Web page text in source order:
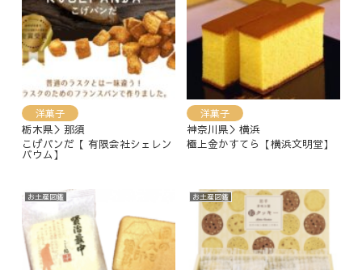
洋菓子
栃木県＞那須
こげパンだ【 有限会社シェレン
バウム】
洋菓子
神奈川県＞横浜
極上金かすてら【横浜文明堂】
お土産図鑑 お土産図鑑